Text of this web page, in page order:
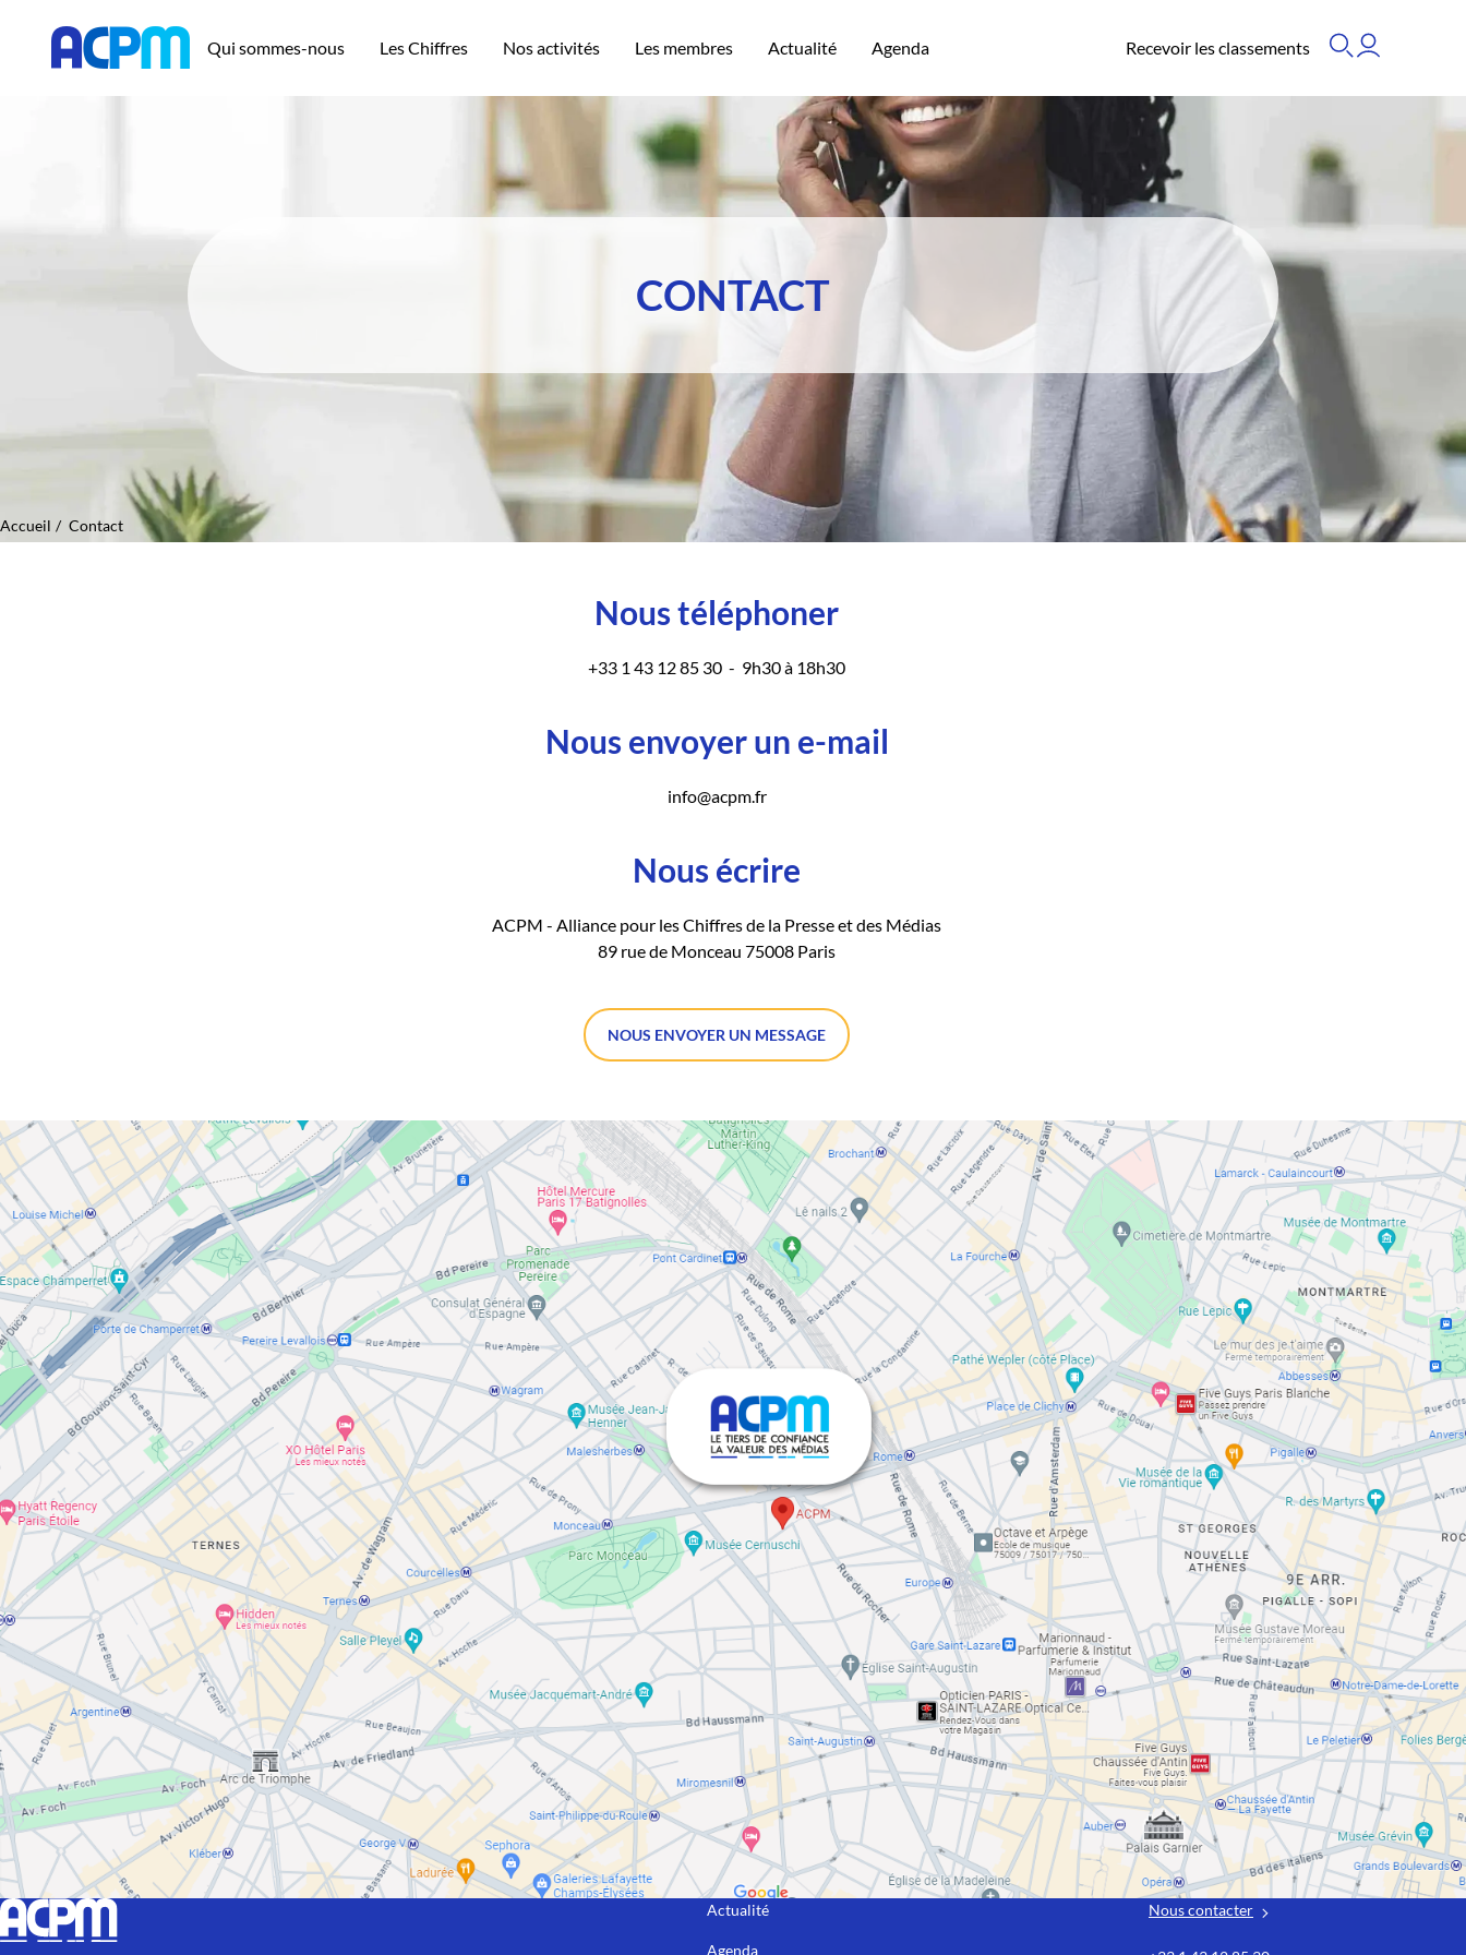
Qui sommes-nous Les Chiffres Nos activités Les membres Actualité Agenda Recevoir les classements
CONTACT
Accueil Contact
Nous téléphoner
+33 1 43 12 85 30 - 9h30 à 18h30
Nous envoyer un e-mail
info@acpm.fr
Nous écrire
ACPM - Alliance pour les Chiffres de la Presse et des Médias
89 rue de Monceau 75008 Paris
NOUS ENVOYER UN MESSAGE
Actualité
Agenda
Nous contacter